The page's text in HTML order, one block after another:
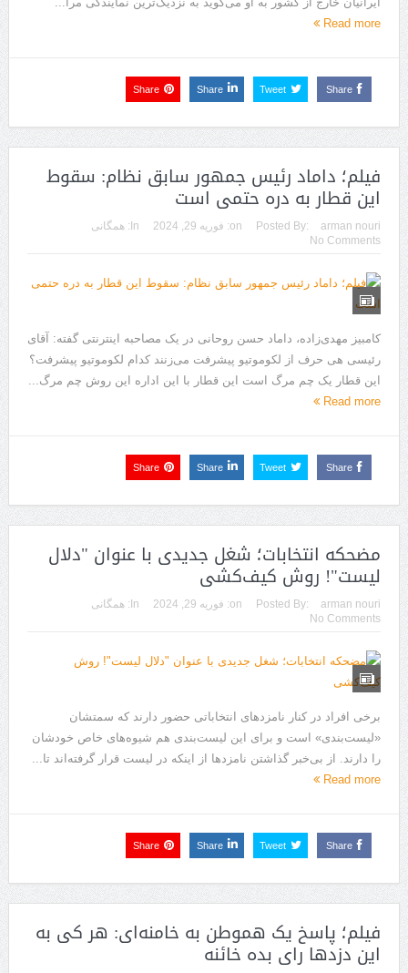
Read more
Share
Tweet
Share
Share
فیلم؛ داماد رئیس جمهور سابق نظام: سقوط
این قطار به دره حتمی است
Posted By: arman nouri
on: فوریه 29, 2024 In:
همگانی
No Comments
کامبیز مهدی‌زاده، داماد حسن روحانی در یک مصاحبه اینترنتی گفته: آقای
رئیسی هی حرف از لکوموتیو پیشرفت می‌زنند کدام لکوموتیو پیشرفت؟
این قطار یک چم مرگ است این قطار با این اداره این روش چم مرگ...
Read more
Share
Tweet
Share
Share
مضحکه انتخابات؛ شغل جدیدی با عنوان "دلال
لیست"! روش کیف‌کشی
Posted By: arman nouri
on: فوریه 29, 2024 In:
همگانی
No Comments
برخی افراد در کنار نامزد‌های انتخاباتی حضور دارند که سمتشان
«لیست‌بندی» است و برای این لیست‌بندی هم شیوه‌های خاص خودشان
را دارند. از بی‌خبر گذاشتن نامزد‌ها از اینکه در لیست قرار گرفته‌اند تا...
Read more
Share
Tweet
Share
Share
فیلم؛ پاسخ یک هموطن به خامنه‌ای: هر کی به
این دزدها رای بده خائنه